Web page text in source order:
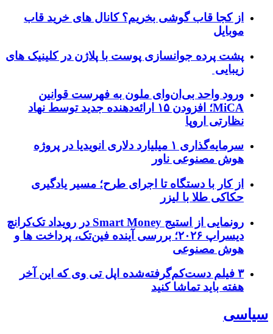
از کجا قاب گوشی بخریم؟ کانال های خرید قاب
موبایل
پشت پرده جوانسازی پوست با پلاژن در کلینیک های
زیبایی
ورود واحد بی‌ان‌وای ملون به فهرست قوانین
MiCA؛ افزودن ۱۵ ارائه‌دهنده جدید توسط نهاد
نظارتی اروپا
سرمایه‌گذاری ۱ میلیارد دلاری انویدیا در پروژه
هوش مصنوعی ناور
از کار با دستگاه تا اجرای طرح؛ مسیر یادگیری
حکاکی طلا با لیزر
رونمایی از استیج Smart Money در رویداد تک‌کرانچ
دیسراپ ۲۰۲۶؛ بررسی آینده فین‌تک، پرداخت‌ ها و
هوش مصنوعی
۳ فیلم دست‌کم‌گرفته‌شده اپل تی وی که این آخر
هفته باید تماشا کنید
سیاسی